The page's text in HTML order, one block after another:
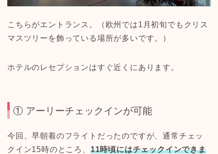
こちらがエントランス。（欧州では1月初旬でもクリス
マスツリーを飾っている場所が多いです。）
ホテルのレセプションはすぐ近くにあります。
① アーリーチェックインが可能
今回、早朝着のフライトだったのですが、通常チェッ
クイン15時のところ、 11時頃にはチェックインできま